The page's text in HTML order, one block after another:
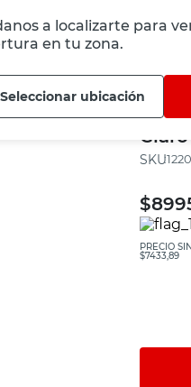
a localizarte para
en tu zona.
Seleccionar ubicaciónVenier
:
$
PRECIO
$7433,89